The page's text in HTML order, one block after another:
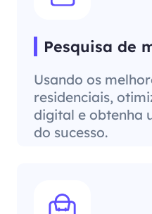
Pesquisa de
Usando os
residenciais,
digital e obtenha
do sucesso.